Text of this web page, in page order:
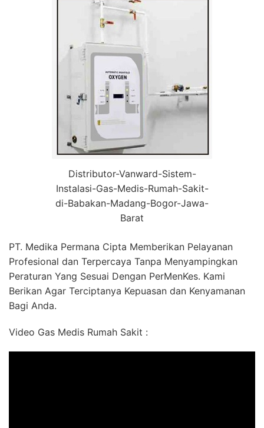
Distributor-Vanward-Sistem-
Instalasi-Gas-Medis-Rumah-Sakit-
di-Babakan-Madang-Bogor-Jawa-
Barat
PT. Medika Permana Cipta Memberikan Pelayanan
Profesional dan Terpercaya Tanpa Menyampingkan
Peraturan Yang Sesuai Dengan PerMenKes. Kami
Berikan Agar Terciptanya Kepuasan dan Kenyamanan
Bagi Anda.
Video Gas Medis Rumah Sakit :